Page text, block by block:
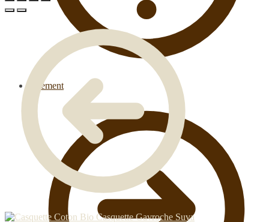
Paiement
Casquette Gavroche Suva